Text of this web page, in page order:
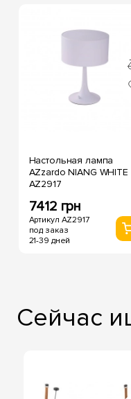
Настольная лампа
AZzardo NIANG WHITE
AZ2917
7412 грн
Артикул AZ2917
под заказ
21-39 дней
Сейчас